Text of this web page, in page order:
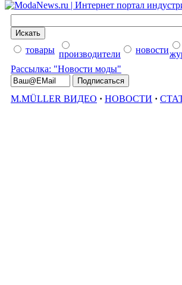
товары производители новости
Рассылка: "Новости моды"
M.MÜLLER ВИДЕО · НОВОСТИ ·